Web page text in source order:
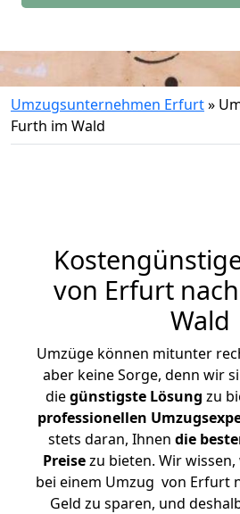
Umzugsunternehmen Erfurt»
Furth im Wald
von Erfurt
Wald
Umzüge können mitunter
aber keine Sorge, denn wir
diegünstigste Lösung zu
professionellen
stets daran, Ihnen die
Preisezu bieten. Wir
bei einem Umzug von Erfurt
Geld zu sparen, und